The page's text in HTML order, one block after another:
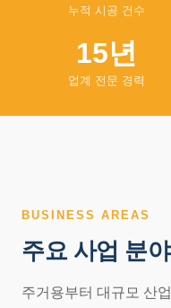
누적 시공 건수
15년
업계 전문 경력
BUSINESS AREAS
주요 사업 분야
주거용부터 대규모 산